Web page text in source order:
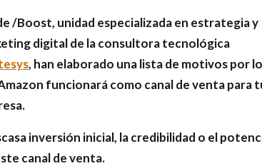
/Boost, unidad especializada en estrategia y
digital de la consultora tecnológica
, han elaborado una lista de motivos por
funcionará como canal de venta para
inversión inicial, la credibilidad o el
canal de venta.